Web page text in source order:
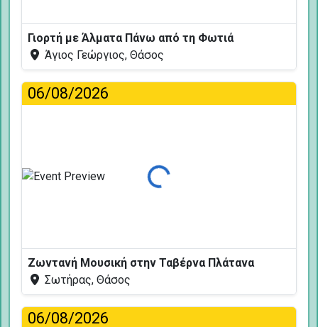
Γιορτή με Άλματα Πάνω από τη Φωτιά
Άγιος Γεώργιος, Θάσος
06/08/2026
Φόρτωση...
Ζωντανή Μουσική στην Ταβέρνα Πλάτανα
Σωτήρας, Θάσος
06/08/2026